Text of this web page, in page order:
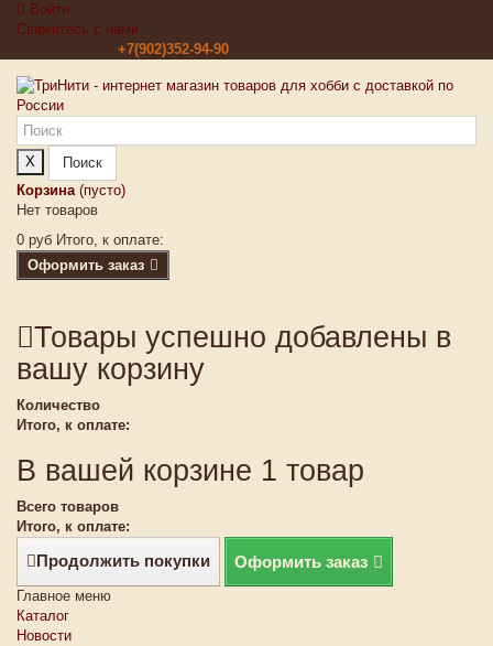
Войти
Свяжитесь с нами
+7(902)352-94-90
X
Поиск
Корзина (пусто)
Нет товаров
0 руб Итого, к оплате:
Оформить заказ
Товары успешно добавлены в
вашу корзину
Количество
Итого, к оплате:
В вашей корзине 1 товар
Всего товаров
Итого, к оплате:
Продолжить покупки Оформить заказ
Главное меню
Каталог
Новости